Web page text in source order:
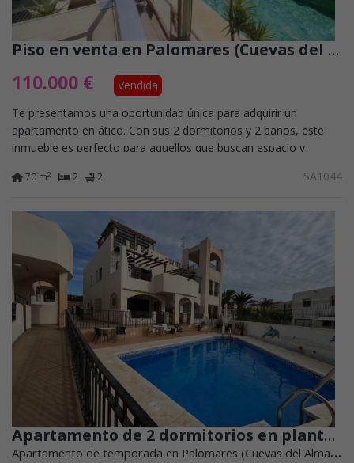
Piso en venta en Palomares (Cuevas del Almanzora)
110.000 €
Vendida
Te presentamos una oportunidad única para adquirir un
apartamento en ático. Con sus 2 dormitorios y 2 baños, este
inmueble es perfecto para aquellos que buscan espacio y
70 m2 2 2 SA1044
Apartamento de 2 dormitorios en planta baja en Palomares
Apartamento de temporada en Palomares (Cuevas del Almanzora)